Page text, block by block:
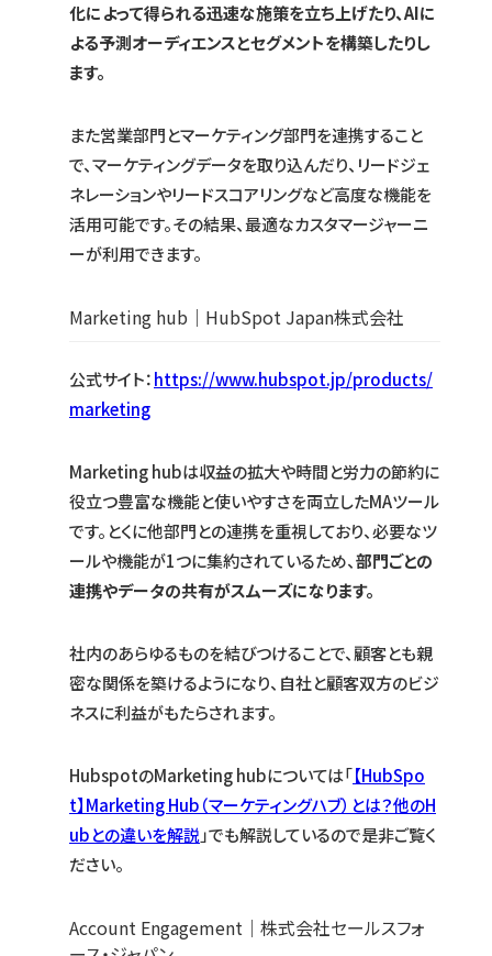
化によって得られる迅速な施策を立ち上げたり、AIに
よる予測オーディエンスとセグメントを構築したりし
ます。
また営業部門とマーケティング部門を連携すること
で、マーケティングデータを取り込んだり、リードジェ
ネレーションやリードスコアリングなど高度な機能を
活用可能です。その結果、最適なカスタマージャーニ
ーが利用できます。
Marketing hub｜HubSpot Japan株式会社
公式サイト：https://www.hubspot.jp/products/
marketing
Marketing hubは収益の拡大や時間と労力の節約に
役立つ豊富な機能と使いやすさを両立したMAツール
です。とくに他部門との連携を重視しており、必要なツ
ールや機能が1つに集約されているため、部門ごとの
連携やデータの共有がスムーズになります。
社内のあらゆるものを結びつけることで、顧客とも親
密な関係を築けるようになり、自社と顧客双方のビジ
ネスに利益がもたらされます。
HubspotのMarketing hubについては「【HubSpo
t】Marketing Hub（マーケティングハブ）とは？他のH
ubとの違いを解説」でも解説しているので是非ご覧く
ださい。
Account Engagement｜株式会社セールスフォ